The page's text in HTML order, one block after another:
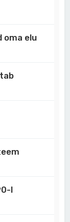
oma elu
l